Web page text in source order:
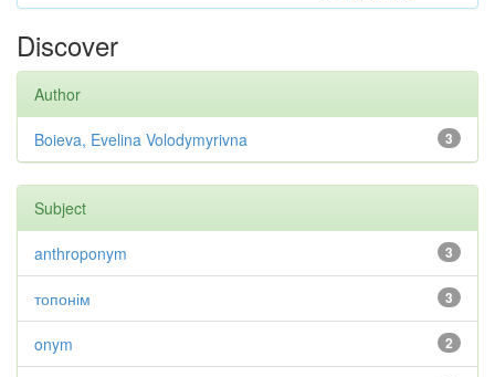
Discover
Author
3
Boieva, Evelina Volodymyrivna
Subject
3
anthroponym
3
топонім
2
onym